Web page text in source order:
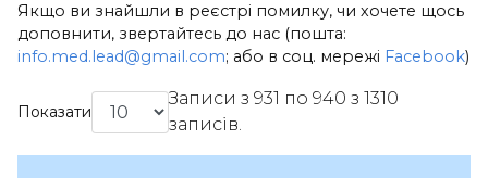
Якщо ви знайшли в реєстрі помилку, чи хочете щось
доповнити, звертайтесь до нас (пошта:
info.med.lead@gmail.com; або в соц. мережі Facebook)
Показати
Записи з 931 по 940 з 1310
записів.